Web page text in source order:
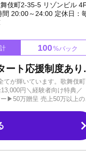
伎町2-35-5 リゾンビル 4F
間 20:00～24:00 定休日：
100%バック
圧倒的な人材育成力！
が輝いています。歌舞伎
円＼経験者向け特典／
行くので土地勘がない方で
環境が整っております。 ★
し！ ★服装自由※売上や役職
。 グループ最多の賞金シス
験の方も、経験者の方も、